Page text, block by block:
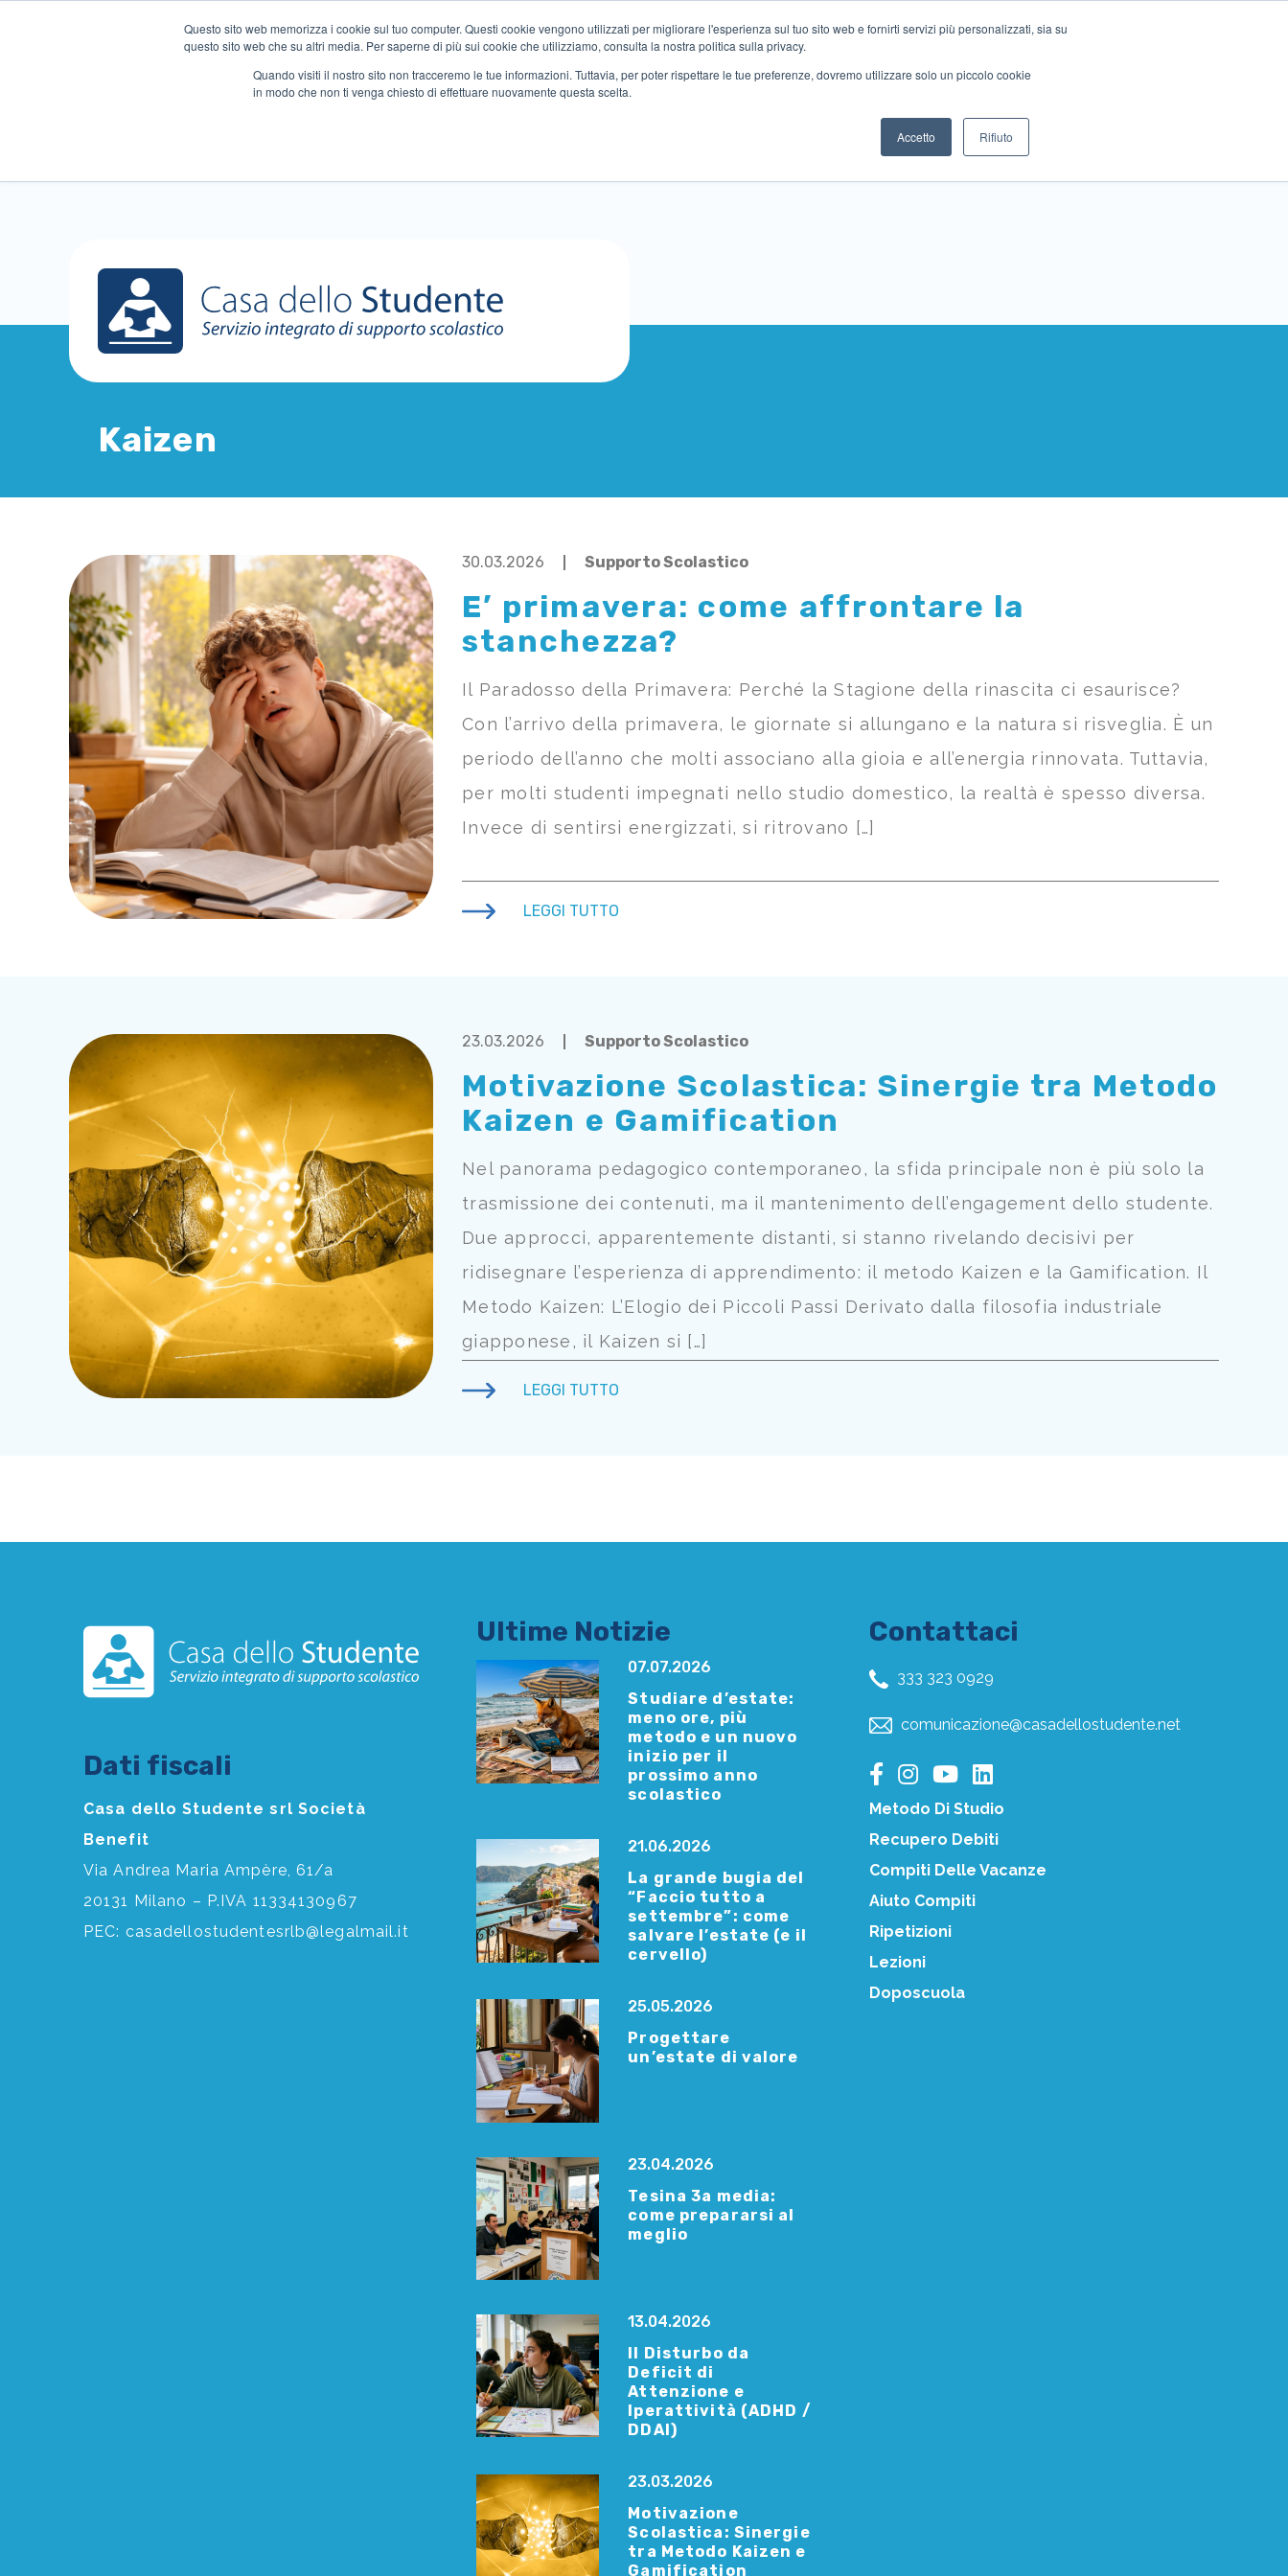
Questo sito web memorizza i cookie sul tuo computer. Questi cookie vengono utilizzati per migliorare l'esperienza sul tuo sito web e fornirti servizi più personalizzati, sia su
questo sito web che su altri media. Per saperne di più sui cookie che utilizziamo, consulta la nostra politica sulla privacy.
Quando visiti il ​​nostro sito non tracceremo le tue informazioni. Tuttavia, per poter rispettare le tue preferenze, dovremo utilizzare solo un piccolo cookie
in modo che non ti venga chiesto di effettuare nuovamente questa scelta.
Accetto Rifiuto
Kaizen
30.03.2026 Supporto Scolastico
E’ primavera: come affrontare la
stanchezza?
Il Paradosso della Primavera: Perché la Stagione della rinascita ci esaurisce?
Con l’arrivo della primavera, le giornate si allungano e la natura si risveglia. È un
periodo dell’anno che molti associano alla gioia e all’energia rinnovata. Tuttavia,
per molti studenti impegnati nello studio domestico, la realtà è spesso diversa.
Invece di sentirsi energizzati, si ritrovano […]
LEGGI TUTTO
23.03.2026 Supporto Scolastico
Motivazione Scolastica: Sinergie tra Metodo
Kaizen e Gamification
Nel panorama pedagogico contemporaneo, la sfida principale non è più solo la
trasmissione dei contenuti, ma il mantenimento dell’engagement dello studente.
Due approcci, apparentemente distanti, si stanno rivelando decisivi per
ridisegnare l’esperienza di apprendimento: il metodo Kaizen e la Gamification. Il
Metodo Kaizen: L’Elogio dei Piccoli Passi Derivato dalla filosofia industriale
giapponese, il Kaizen si […]
LEGGI TUTTO
Dati fiscali
Casa dello Studente srl Società
Benefit
Via Andrea Maria Ampère, 61/a
20131 Milano – P.IVA 11334130967
PEC: casadellostudentesrlb@legalmail.it
Ultime Notizie
07.07.2026
Studiare d’estate:
meno ore, più
metodo e un nuovo
inizio per il
prossimo anno
scolastico
21.06.2026
La grande bugia del
“Faccio tutto a
settembre”: come
salvare l’estate (e il
cervello)
25.05.2026
Progettare
un’estate di valore
23.04.2026
Tesina 3a media:
come prepararsi al
meglio
13.04.2026
Il Disturbo da
Deficit di
Attenzione e
Iperattività (ADHD /
DDAI)
23.03.2026
Motivazione
Scolastica: Sinergie
tra Metodo Kaizen e
Gamification
Contattaci
333 323 0929
comunicazione@casadellostudente.net
Metodo Di Studio
Recupero Debiti
Compiti Delle Vacanze
Aiuto Compiti
Ripetizioni
Lezioni
Doposcuola